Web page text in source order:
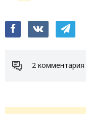
2 комментария